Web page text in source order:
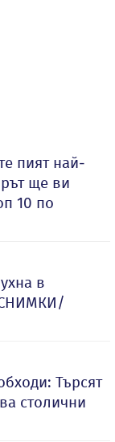
пият най-
ще ви
10 по
в
Търсят
столични